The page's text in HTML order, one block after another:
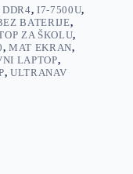
DDR4,I7-7500U,
BATERIJE,
ZA ŠKOLU,
,MAT EKRAN,
LAPTOP,
,ULTRANAV